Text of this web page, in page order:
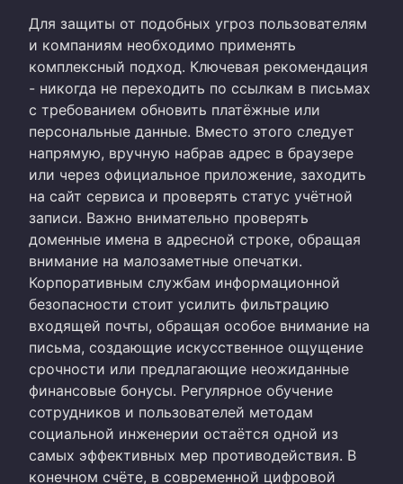
Для защиты от подобных угроз пользователям
и компаниям необходимо применять
комплексный подход. Ключевая рекомендация
- никогда не переходить по ссылкам в письмах
с требованием обновить платёжные или
персональные данные. Вместо этого следует
напрямую, вручную набрав адрес в браузере
или через официальное приложение, заходить
на сайт сервиса и проверять статус учётной
записи. Важно внимательно проверять
доменные имена в адресной строке, обращая
внимание на малозаметные опечатки.
Корпоративным службам информационной
безопасности стоит усилить фильтрацию
входящей почты, обращая особое внимание на
письма, создающие искусственное ощущение
срочности или предлагающие неожиданные
финансовые бонусы. Регулярное обучение
сотрудников и пользователей методам
социальной инженерии остаётся одной из
самых эффективных мер противодействия. В
конечном счёте, в современной цифровой